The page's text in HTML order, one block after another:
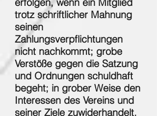
trotz schriftlicher Mahnung
seinen
Zahlungsverpflichtungen
nicht nachkommt; grobe
Verstöße gegen die Satzung
und Ordnungen schuldhaft
begeht; in grober Weise den
Interessen des Vereins und
seiner Ziele zuwiderhandelt.